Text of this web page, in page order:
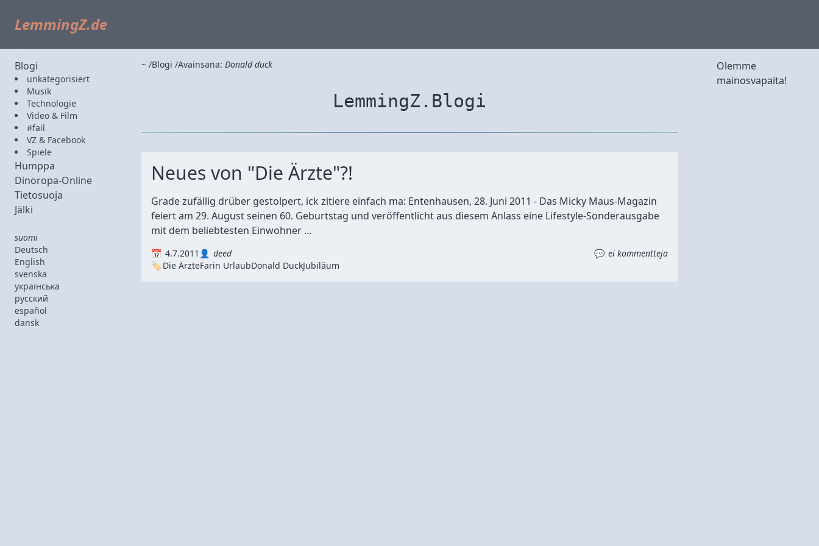
LemmingZ.de
Blogi
unkategorisiert
Musik
Technologie
Video & Film
#fail
VZ & Facebook
Spiele
Humppa
Dinoropa-Online
Tietosuoja
Jälki
suomi
Deutsch
English
svenska
українська
русский
español
dansk
~ Blogi Avainsana: Donald duck
LemmingZ.Blogi
Neues von "Die Ärzte"?!
Grade zufällig drüber gestolpert, ick zitiere einfach ma: Entenhausen, 28. Juni 2011 - Das Micky Maus-Magazin
feiert am 29. August seinen 60. Geburtstag und veröffentlicht aus diesem Anlass eine Lifestyle-Sonderausgabe
mit dem beliebtesten Einwohner ...
4.7.2011 deed
ei kommentteja
Die ÄrzteFarin UrlaubDonald DuckJubiläum
Olemme
mainosvapaita!